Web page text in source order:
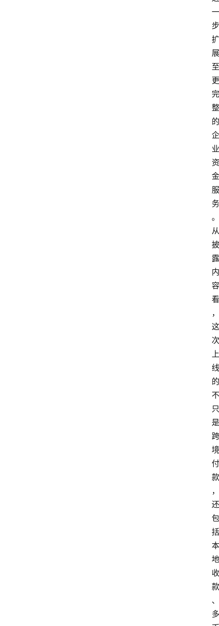
一
步
扩
展
至
更
完
整
的
企
业
资
金
服
务
。
从
披
露
内
容
看
，
这
次
上
线
的
不
只
是
跨
境
付
款
，
还
包
括
本
地
收
款
、
多